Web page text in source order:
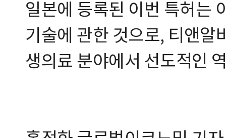
일본에 등록된 이번 특허는
기술에 관한 것으로, 티앤알
생의료 분야에서 선도적인